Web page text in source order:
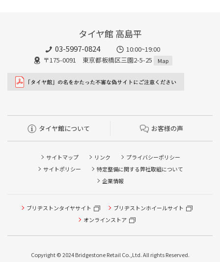
タイヤ館 高島平
03-5997-0824
10:00~19:00
〒175-0091 東京都板橋区三園2-5-25
Map
タイヤ館について お客様の声
サイトマップ リンク
プライバシーポリシー
サイトポリシー
特定整備に関する弊社取組について
企業情報
ブリヂストンタイヤサイト
ブリヂストンホイールサイト
オンラインストア
Copyright © 2024 Bridgestone Retail Co.,Ltd. All rights Reserved.
タイヤ点検・安全点検/タイヤ履き替え/オイル交換/その他